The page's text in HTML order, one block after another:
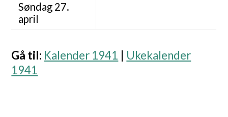
Søndag 27.
april
Gå til: Kalender 1941
Ukekalender
1941